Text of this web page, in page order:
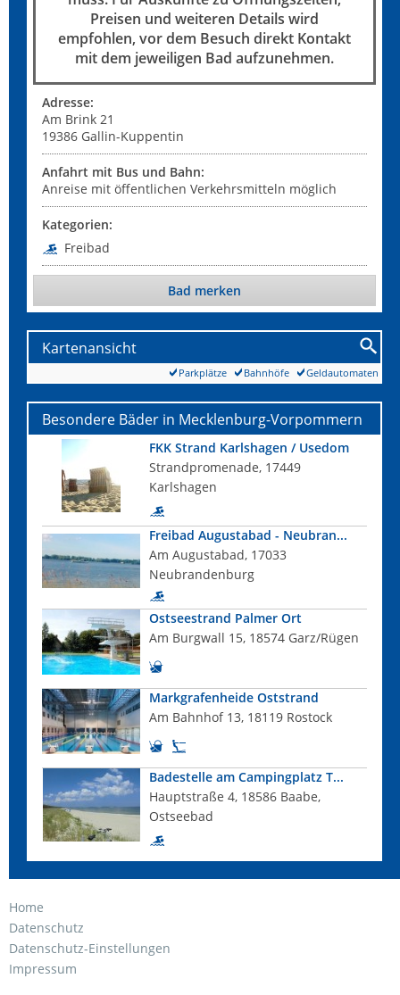
Preisen und weiteren Details wird
empfohlen, vor dem Besuch direkt Kontakt
mit dem jeweiligen Bad aufzunehmen.
Adresse:
Am Brink 21
19386 Gallin-Kuppentin
Anfahrt mit Bus und Bahn:
Anreise mit öffentlichen Verkehrsmitteln möglich
Kategorien:
Freibad
Bad merken
Kartenansicht
Geldautomaten
Bahnhöfe
Parkplätze
Besondere Bäder in Mecklenburg-Vorpommern
FKK Strand Karlshagen / Usedom
Strandpromenade, 17449
Karlshagen
Freibad Augustabad - Neubran...
Am Augustabad, 17033
Neubrandenburg
Ostseestrand Palmer Ort
Am Burgwall 15, 18574 Garz/Rügen
Markgrafenheide Oststrand
Am Bahnhof 13, 18119 Rostock
Badestelle am Campingplatz T...
Hauptstraße 4, 18586 Baabe,
Ostseebad
Home
Datenschutz
Datenschutz-Einstellungen
Impressum